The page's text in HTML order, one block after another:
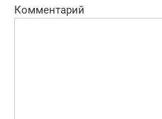
Комментарий